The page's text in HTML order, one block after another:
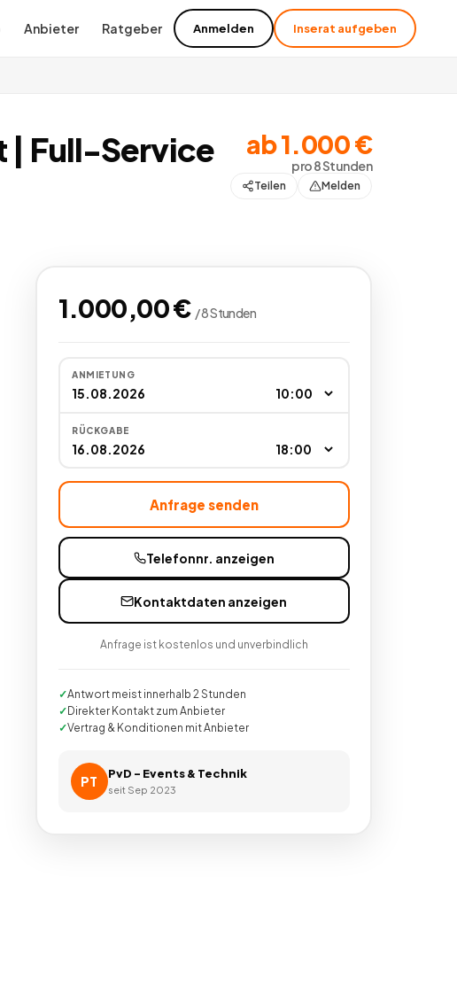
Anbieter Ratgeber Anmelden Inserat aufgeben
| Full-Service ab1.000€
pro8 Stunden
Teilen Melden
1.000,00€ /8 Stunden
ANMIETUNG
RÜCKGABE
Anfrage senden
Telefonnr. anzeigen
Kontaktdaten anzeigen
Anfrage ist kostenlos und unverbindlich
Antwort meist innerhalb 2 Stunden
Direkter Kontakt zum Anbieter
Vertrag & Konditionen mit Anbieter
PT
PvD - Events & Technik
seit Sep 2023